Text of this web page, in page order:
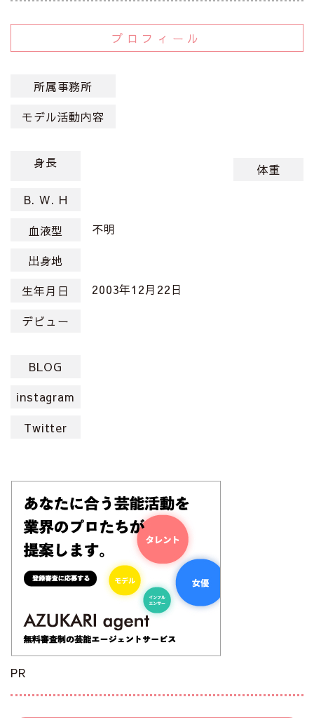
プロフィール
所属事務所
モデル活動内容
身長
体重
B. W. H
血液型
不明
出身地
生年月日
2003年12月22日
デビュー
BLOG
instagram
Twitter
PR